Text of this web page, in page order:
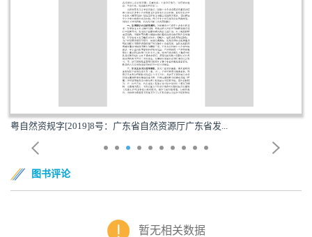
粤自然资规字[2019]8号：广东省自然资源厅广东省发...
图书评论
暂无相关数据